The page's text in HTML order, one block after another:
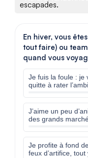
escapades.
En hiver, vous
tout faire) ou
quand vous
Je fuis la foule : je
quitte à rater
J’aime un peu
des grands
Je profite à fond
feux d’artifice, tout